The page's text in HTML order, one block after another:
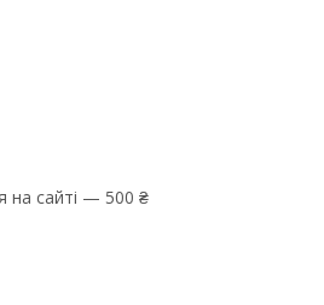
на сайті — 500 ₴